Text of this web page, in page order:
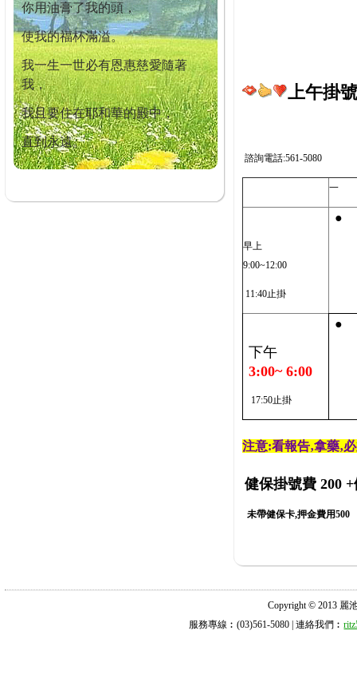
你用油膏了我的頭，
使我的福杯滿溢。
我一生一世必有恩惠慈愛隨著
我，
我且要住在耶和華的殿中，
直到永遠。
上午掛
諮詢電話:561-5080
一
早上
9:00~12:00
11:40止掛
●
下午
3:00~ 6:00
17:50止掛
●
注意:看報告‚拿藥‚
健保掛號費 200 +
未帶健保卡,押金費用500
Copyright © 2013 麗
服務專線︰(03)561-5080 | 連絡我們︰